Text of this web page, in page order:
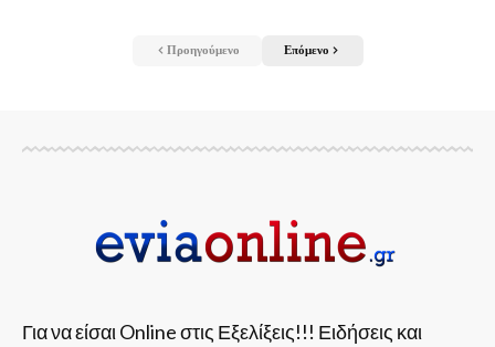
Προηγούμενο Επόμενο
Για να είσαι Online στις Εξελίξεις!!! Ειδήσεις και